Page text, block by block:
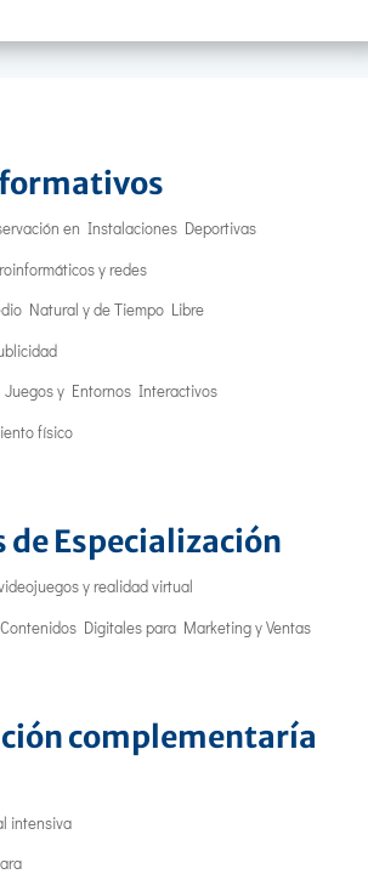
en Instalaciones Deportivas
y redes
Natural y de Tiempo Libre
Juegos y Entornos Interactivos
físico
de Especialización
y realidad virtual
Digitales para Marketing y Ventas
complementaría
intensiva